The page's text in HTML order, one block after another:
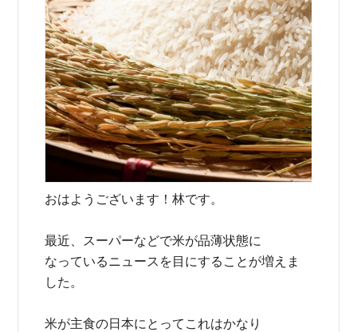
おはようございます！林です。
最近、スーパーなどで米が品薄状態に
なっているニュースを目にすることが増えま
した。
米が主食の日本にとってこれはかなり